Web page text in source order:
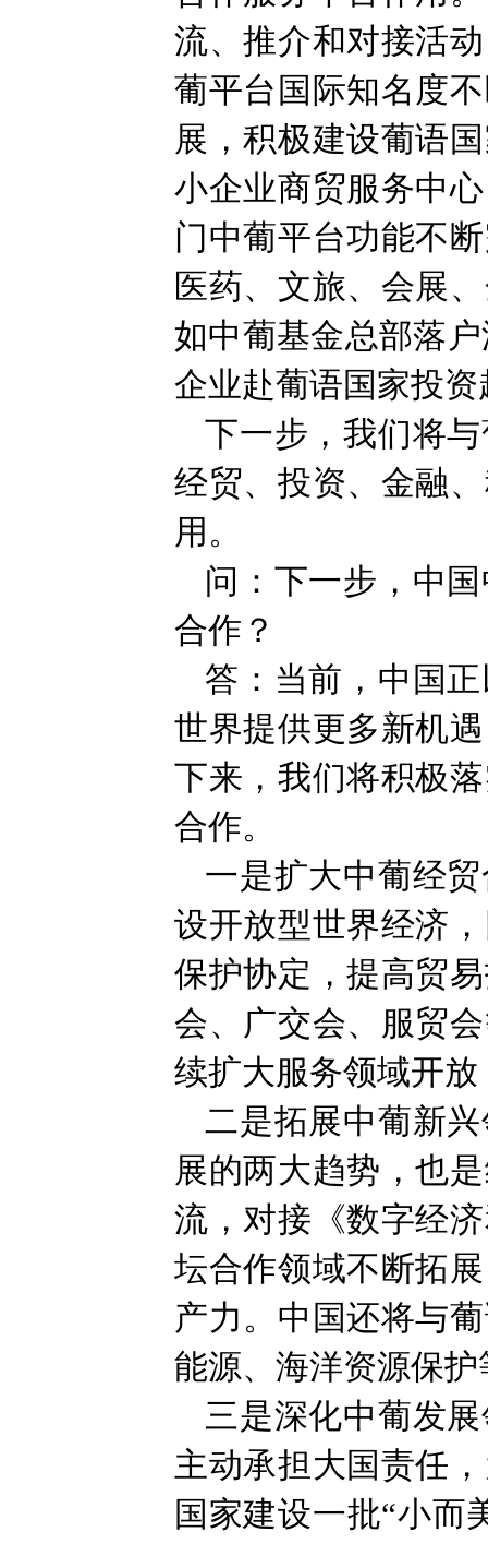
流、推介和对接活
葡平台国际知名度
展，积极建设葡语
小企业商贸服务中
门中葡平台功能不
医药、文旅、会展
如中葡基金总部落
企业赴葡语国家投
下一步，我们将
经贸、投资、金融
用。
问：下一步，中
合作？
答：当前，中国
世界提供更多新机
下来，我们将积极
合作。
一是扩大中葡经
设开放型世界经济
保护协定，提高贸
会、广交会、服贸
续扩大服务领域开
二是拓展中葡新
展的两大趋势，也
流，对接《数字经
坛合作领域不断拓
产力。中国还将与
能源、海洋资源保
三是深化中葡发
主动承担大国责任
国家建设一批“小而